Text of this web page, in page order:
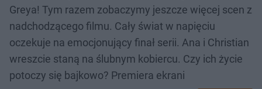
Greya! Tym razem zobaczymy jeszcze więcej scen z
nadchodzącego filmu. Cały świat w napięciu
oczekuje na emocjonujący finał serii. Ana i Christian
wreszcie staną na ślubnym kobiercu. Czy ich życie
potoczy się bajkowo? Premiera ekrani